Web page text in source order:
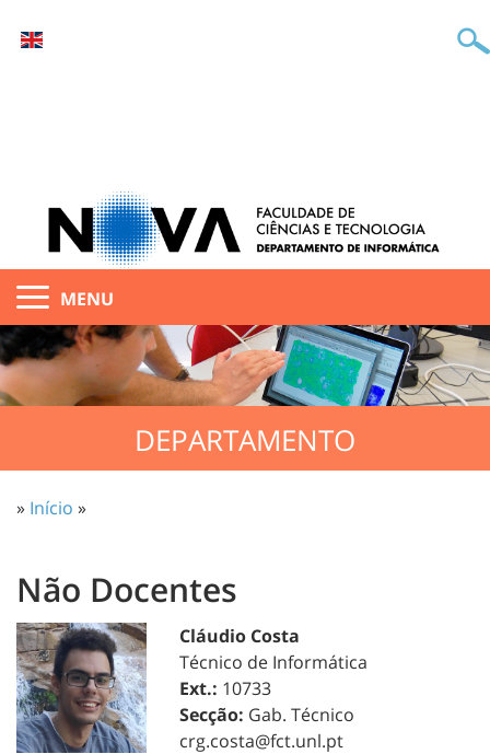
MENU
DEPARTAMENTO
» Início »
Não Docentes
Cláudio Costa
Técnico de Informática
Ext.: 10733
Secção: Gab. Técnico
crg.costa@fct.unl.pt